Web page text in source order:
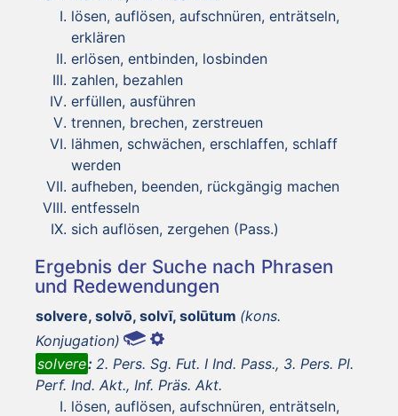
lösen, auflösen, aufschnüren, enträtseln,
erklären
erlösen, entbinden, losbinden
zahlen, bezahlen
erfüllen, ausführen
trennen, brechen, zerstreuen
lähmen, schwächen, erschlaffen, schlaff
werden
aufheben, beenden, rückgängig machen
entfesseln
sich auflösen, zergehen (Pass.)
Ergebnis der Suche nach Phrasen
und Redewendungen
solvere, solvō, solvī, solūtum (kons.
Konjugation)
solvere: 2. Pers. Sg. Fut. I Ind. Pass., 3. Pers. Pl.
Perf. Ind. Akt., Inf. Präs. Akt.
lösen, auflösen, aufschnüren, enträtseln,